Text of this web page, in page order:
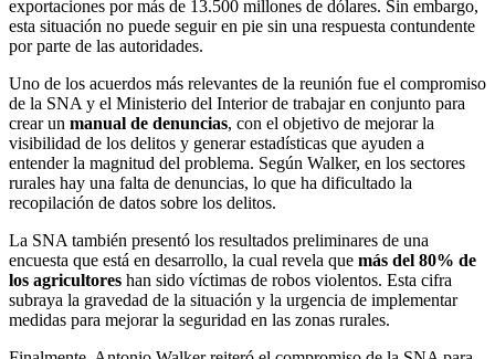
exportaciones por más de 13.500 millones de dólares. Sin embargo,
esta situación no puede seguir en pie sin una respuesta contundente
por parte de las autoridades.
Uno de los acuerdos más relevantes de la reunión fue el compromiso
de la SNA y el Ministerio del Interior de trabajar en conjunto para
crear un manual de denuncias, con el objetivo de mejorar la
visibilidad de los delitos y generar estadísticas que ayuden a
entender la magnitud del problema. Según Walker, en los sectores
rurales hay una falta de denuncias, lo que ha dificultado la
recopilación de datos sobre los delitos.
La SNA también presentó los resultados preliminares de una
encuesta que está en desarrollo, la cual revela que más del 80% de
los agricultores han sido víctimas de robos violentos. Esta cifra
subraya la gravedad de la situación y la urgencia de implementar
medidas para mejorar la seguridad en las zonas rurales.